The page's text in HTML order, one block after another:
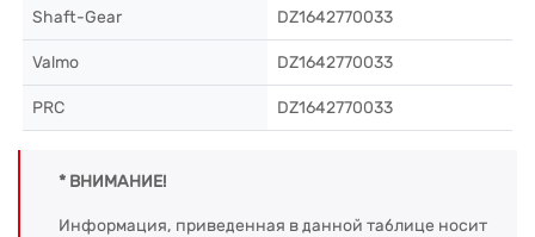
Shaft-Gear DZ1642770033
Valmo DZ1642770033
PRC DZ1642770033
* ВНИМАНИЕ!
Информация, приведенная в данной таблице носит